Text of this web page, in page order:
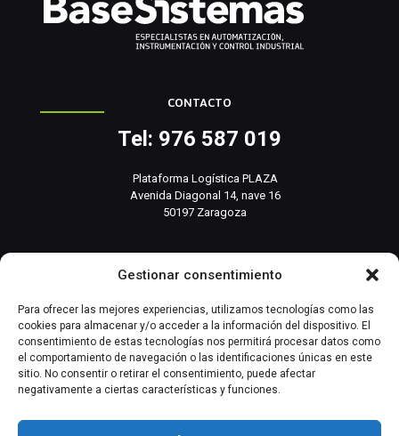
Gestionar consentimiento
Para ofrecer las mejores experiencias, utilizamos tecnologías como las
cookies para almacenar y/o acceder a la información del dispositivo. El
consentimiento de estas tecnologías nos permitirá procesar datos como
el comportamiento de navegación o las identificaciones únicas en este
sitio. No consentir o retirar el consentimiento, puede afectar
negativamente a ciertas características y funciones.
CONTACTO
Tel: 976 587 019
Plataforma Logística PLAZA
Avenida Diagonal 14, nave 16
50197 Zaragoza
INFORMACIÓN RELEVANTE
Producto
Automatización Industrial